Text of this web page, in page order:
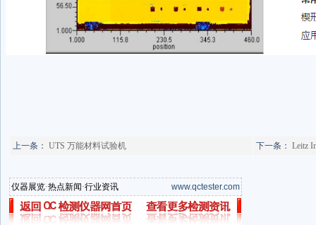
上一条： UTS 万能材料试验机 下一条： Leitz
仪器展览·热点新闻·行业资讯 www.qctester.com